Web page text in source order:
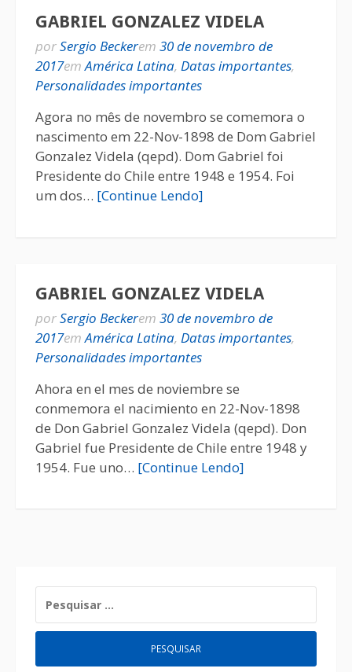
GABRIEL GONZALEZ VIDELA
porSergio Beckerem 30 de novembro de
2017emAmérica Latina, Datas importantes,
Personalidades importantes
Agora no mês de novembro se comemora o
nascimento em 22-Nov-1898 de Dom Gabriel
Gonzalez Videla (qepd). Dom Gabriel foi
Presidente do Chile entre 1948 e 1954. Foi
um dos… [Continue Lendo]
GABRIEL GONZALEZ VIDELA
porSergio Beckerem 30 de novembro de
2017emAmérica Latina, Datas importantes,
Personalidades importantes
Ahora en el mes de noviembre se
conmemora el nacimiento en 22-Nov-1898
de Don Gabriel Gonzalez Videla (qepd). Don
Gabriel fue Presidente de Chile entre 1948 y
1954. Fue uno… [Continue Lendo]